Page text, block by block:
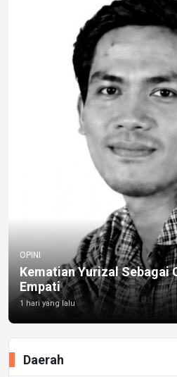
OPINI
Kematian Yurizal Sebagai
Empati
1 hari yang lalu
Daerah